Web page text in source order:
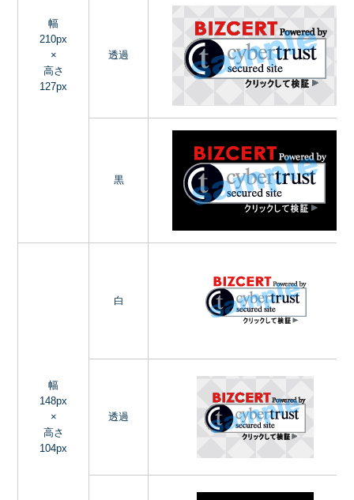
幅
210px
×
高さ
127px
透過
黒
幅
148px
×
高さ
104px
白
透過